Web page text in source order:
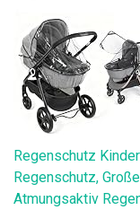
Regenschutz
Regenschutz,
Atmungsaktiv